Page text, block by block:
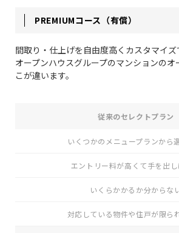
PREMIUMコース（有償）
間取り・仕上げを自由度高くカスタマイズ
オープンハウスグループのマンションのオ
こが違います。
従来のセレクトプラン
いくつかのメニュープランから
エントリー料が高くて手を出
いくらかかるか分からな
対応している物件や住戸が限ら